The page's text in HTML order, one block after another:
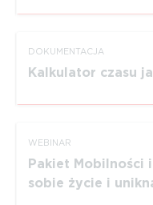
DOKUMEN­TACJA
Kalkulator czasu
WEBINAR
Pakiet Mobilności
sobie życie i